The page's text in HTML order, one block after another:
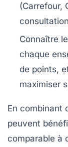
(Carrefour,
Connaître
chaque
de points,
maximiser
En combinant
peuvent
comparable à